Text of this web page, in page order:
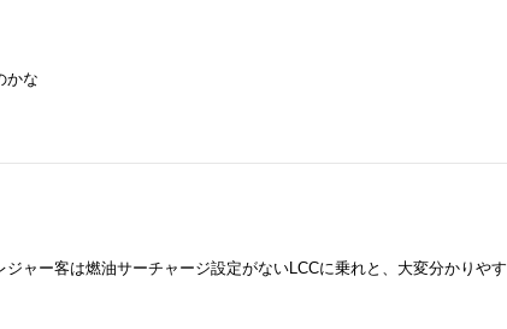
かな
ャー客は燃油サーチャージ設定がないLCCに乗れと、大変分かりやす